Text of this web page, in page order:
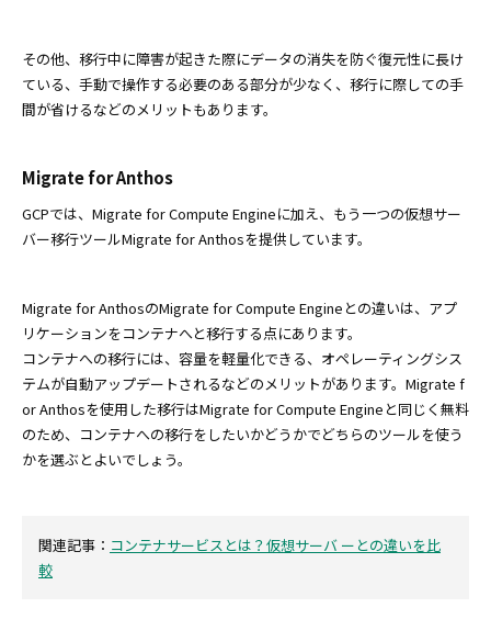
その他、移行中に障害が起きた際にデータの消失を防ぐ復元性に長け
ている、手動で操作する必要のある部分が少なく、移行に際しての手
間が省けるなどのメリットもあります。
Migrate for Anthos
GCPでは、Migrate for Compute Engineに加え、もう一つの仮想サー
バー移行ツールMigrate for Anthosを提供しています。
Migrate for AnthosのMigrate for Compute Engineとの違いは、アプ
リケーションをコンテナへと移行する点にあります。
コンテナへの移行には、容量を軽量化できる、オペレーティングシス
テムが自動アップデートされるなどのメリットがあります。Migrate f
or Anthosを使用した移行はMigrate for Compute Engineと同じく無料
のため、コンテナへの移行をしたいかどうかでどちらのツールを使う
かを選ぶとよいでしょう。
関連記事： コンテナサービスとは？仮想サーバ ーとの違いを比
較